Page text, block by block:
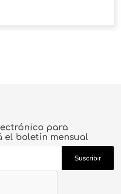
para
el boletín mensual
Suscribir